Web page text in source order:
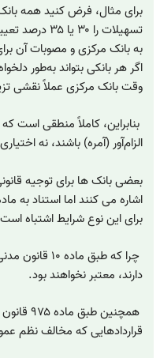
برای مثال، فرض کنید همه
تسهیلات را
به بانک مرکزی و مصوبات آن
اگر هر بانکی بتواند به‌طور
وقت بانک مرکزی عملاً نقشی
بنابراین، کاملاً منطقی است
الزام‌آور (آمره) باشند، نه
برای این نوع شرایط اشتباه
چرا که طبق
دارند، معتبر نخواهند بود.
همچنین
قراردادهایی که مخالف نظم